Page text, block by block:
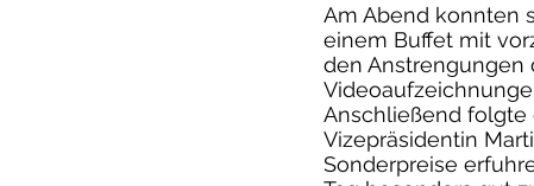
Am Abend konnten
einem Buffet mit
den Anstrengungen
Anschließend folgte
Vizepräsidentin
Sonderpreise